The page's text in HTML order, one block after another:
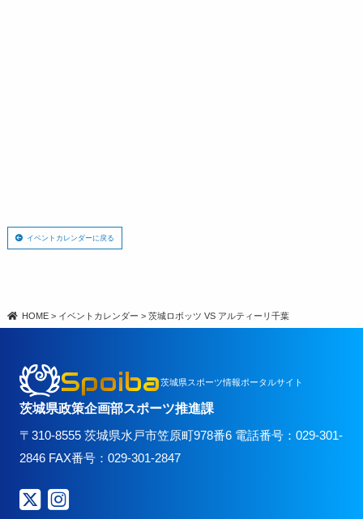
イベントカレンダーに戻る
HOME > イベントカレンダー >茨城ロボッツ VS アルティーリ千葉
Spoiba茨城県スポーツ情報ポータルサイト
茨城県政策企画部スポーツ推進課
〒310-8555 茨城県水戸市笠原町978番6 電話番号：029-301-
2846 FAX番号：029-301-2847